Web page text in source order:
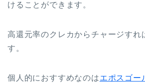
けることができます。
高還元率のクレカからチャージすれ
す。
個人的におすすめなのはエポスゴー